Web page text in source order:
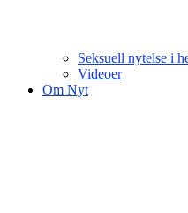
Seksuell nytelse i
Videoer
Om Nyt